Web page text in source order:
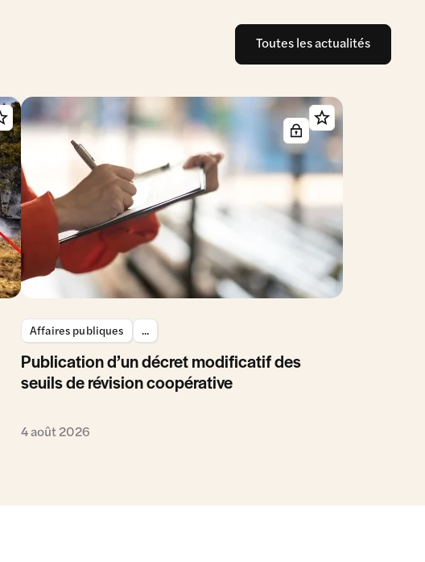
Toutes les actualités
Affaires publiques ...
Publication d’un décret modificatif des
seuils de révision coopérative
4 août 2026